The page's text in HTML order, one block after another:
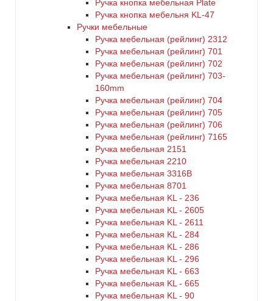
Ручка кнопка мебельная Plate
Ручка кнопка мебельня KL-47
Ручки мебельные
Ручка мебельная (рейлинг) 2312
Ручка мебельная (рейлинг) 701
Ручка мебельная (рейлинг) 702
Ручка мебельная (рейлинг) 703-
160mm
Ручка мебельная (рейлинг) 704
Ручка мебельная (рейлинг) 705
Ручка мебельная (рейлинг) 706
Ручка мебельная (рейлинг) 7165
Ручка мебельная 2151
Ручка мебельная 2210
Ручка мебельная 3316B
Ручка мебельная 8701
Ручка мебельная KL - 236
Ручка мебельная KL - 2605
Ручка мебельная KL - 2611
Ручка мебельная KL - 284
Ручка мебельная KL - 286
Ручка мебельная KL - 296
Ручка мебельная KL - 663
Ручка мебельная KL - 665
Ручка мебельная KL - 90